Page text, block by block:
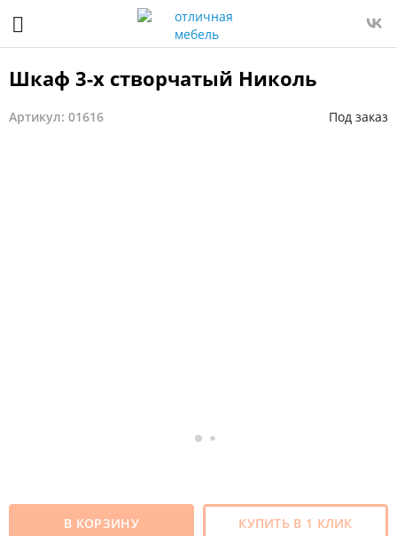
Шкаф 3-х створчатый Николь
Артикул: 01616 Под заказ
В КОРЗИНУ КУПИТЬ В 1 КЛИК